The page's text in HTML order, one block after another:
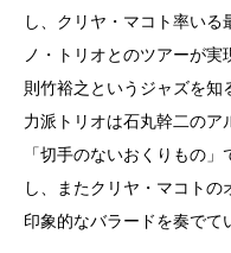
し、クリヤ・マコト率い
ノ・トリオとのツアーが実
則竹裕之というジャズを
力派トリオは石丸幹二のア
「切手のないおくりもの
し、またクリヤ・マコト
印象的なバラードを奏でて